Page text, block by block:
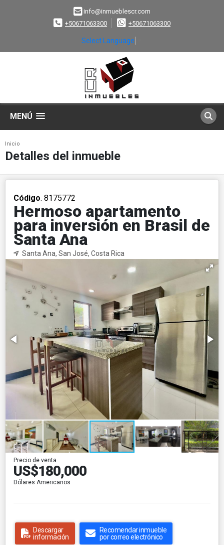
info@inmueblescr.com
+50671063300
+50671063300
Select Language
MENÚ
Inicio
Detalles del inmueble
Código. 8175772
Hermoso apartamento
para inversión en Brasil de
Santa Ana
Santa Ana, San José, Costa Rica
Precio de venta
US$180,000
Dólares Americanos
Descargar
información
Recomendar inmueble
por correo electrónico